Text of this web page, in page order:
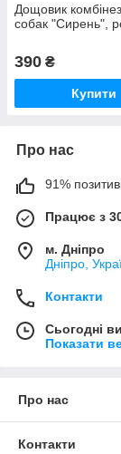
Дощовик
собак "Сирень",
390 ₴
Купити
Про нас
91%
Працює з
м. Дніпро
Дніпро,
Контакти
Сьогодні
Показати
Про нас
Контакти